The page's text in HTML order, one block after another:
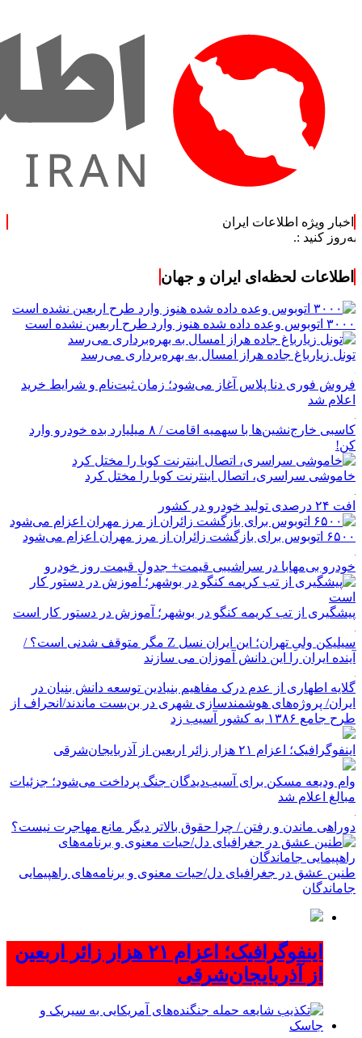
اخبار ویژه اطلاعات ایران
اطلاعات لحظه‌ای ایران و جهان
۳۰۰۰ اتوبوس وعده داده شده هنوز وارد طرح اربعین نشده است
تونل زیارباغ جاده هراز امسال به بهره‌برداری می‌رسد
فروش فوری دنا پلاس آغاز می‌شود؛ زمان ثبت‌نام و شرایط خرید
اعلام شد
کاسبی خارج‌نشین‌ها با سهمیه اقامت / ۸ میلیارد بده خودرو وارد
کن!
خاموشی سراسری، اتصال اینترنت کوبا را مختل کرد
افت ۲۴ درصدی تولید خودرو در کشور
۶۵۰۰ اتوبوس برای بازگشت زائران از مرز مهران اعزام می‌شود
خودرو بی‌مهابا در سراشیبی قیمت+ جدول قیمت روز خودرو
پیشگیری از تب کریمه کنگو در بوشهر؛ آموزش در دستور کار است
سیلیکن ولیِ تهران؛ این ایران نسل Z مگر متوقف شدنی است؟ /
آینده ایران را این دانش آموزان می سازند
گلایه اطهاری از عدم درک مفاهیم بنیادین توسعه دانش بنیان در
ایران/ پروژه‌های هوشمندسازی شهری در بن‌بست ماندند/انحراف از
طرح جامع ۱۳۸۶ به کشور آسیب زد
اینفوگرافیک؛ اعزام ۲۱ هزار زائر اربعین از آذربایجان‌شرقی
وام ودیعه مسکن برای آسیب‌دیدگان جنگ پرداخت می‌شود؛ جزئیات
مبالغ اعلام شد
دوراهی ماندن و رفتن / چرا حقوق بالاتر دیگر مانع مهاجرت نیست؟
طنین عشق در جغرافیای دل/حیات معنوی و برنامه‌های راهپیمایی
جاماندگان
اینفوگرافیک؛ اعزام ۲۱ هزار زائر اربعین
از آذربایجان‌شرقی